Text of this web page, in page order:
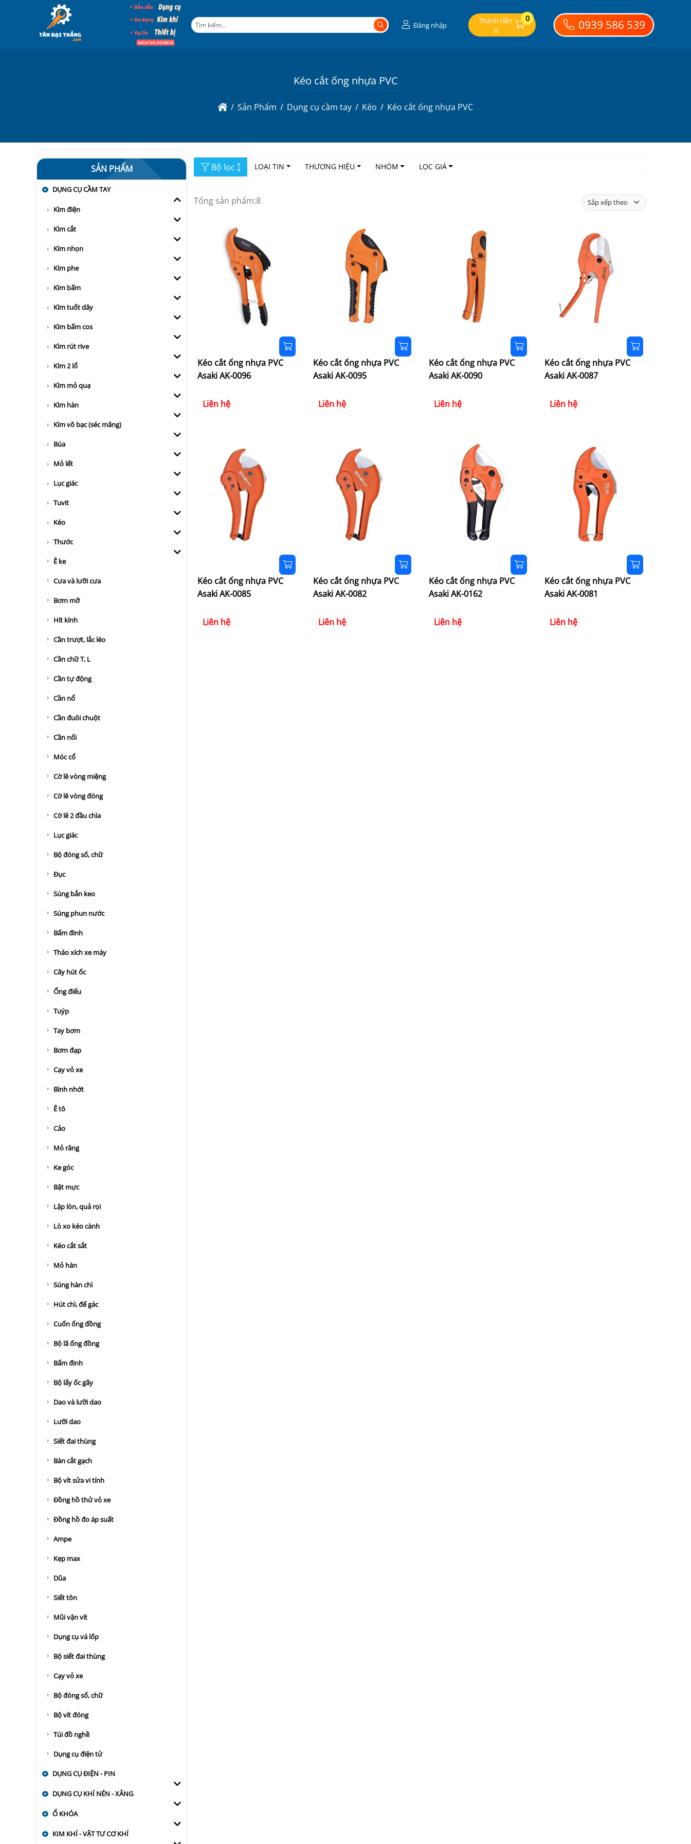
Đăng nhập
Thành tiền
0
0 0939 586 539
Kéo cắt ống nhựa PVC
Sản Phẩm Dụng cụ cầm tay Kéo Kéo cắt ống nhựa PVC
SẢN PHẨM
DỤNG CỤ CẦM TAY
Kìm điện
Kìm cắt
Kìm nhọn
Kìm phe
Kìm bấm
Kìm tuốt dây
Kìm bấm cos
Kìm rút rive
Kìm 2 lổ
Kìm mỏ quạ
Kìm hàn
Kìm vô bạc (séc măng)
Búa
Mỏ lết
Lục giác
Tuvit
Kéo
Thước
Ê ke
Cưa và lưỡi cưa
Bơm mỡ
Hít kính
Cần trượt, lắc léo
Cần chữ T, L
Cần tự động
Cần nổ
Cần đuôi chuột
Cần nối
Móc cổ
Cờ lê vòng miệng
Cờ lê vòng đóng
Cờ lê 2 đầu chìa
Lục giác
Bộ đóng số, chữ
Đục
Súng bắn keo
Súng phun nước
Bấm đinh
Tháo xích xe máy
Cây hút ốc
Ống điếu
Tuýp
Tay bơm
Bơm đạp
Cạy vỏ xe
Bình nhớt
Ê tô
Cảo
Mỏ răng
Ke góc
Bật mực
Lập lòn, quả rọi
Lò xo kéo cành
Kéo cắt sắt
Mỏ hàn
Súng hàn chì
Hút chì, đế gác
Cuốn ống đồng
Bộ lã ống đồng
Bấm đinh
Bộ lấy ốc gãy
Dao và lưỡi dao
Lưỡi dao
Siết đai thùng
Bàn cắt gạch
Bộ vít sửa vi tính
Đồng hồ thử vỏ xe
Đồng hồ đo áp suất
Ampe
Kẹp max
Dũa
Siết tôn
Mũi vặn vít
Dụng cụ vá lốp
Bộ siết đai thùng
Cạy vỏ xe
Bộ đóng số, chữ
Bộ vít đóng
Túi đồ nghề
Dụng cụ điện tử
DỤNG CỤ ĐIỆN - PIN
DỤNG CỤ KHÍ NÉN - XĂNG
Ổ KHÓA
KIM KHÍ - VẬT TƯ CƠ KHÍ
Bộ lọc LOẠI TIN THƯƠNG HIỆU NHÓM LỌC GIÁ
Tổng sản phẩm:8
Kéo cắt ống nhựa PVC
Asaki AK-0096
Liên hệ
Kéo cắt ống nhựa PVC
Asaki AK-0095
Liên hệ
Kéo cắt ống nhựa PVC
Asaki AK-0090
Liên hệ
Kéo cắt ống nhựa PVC
Asaki AK-0087
Liên hệ
Kéo cắt ống nhựa PVC
Asaki AK-0085
Liên hệ
Kéo cắt ống nhựa PVC
Asaki AK-0082
Liên hệ
Kéo cắt ống nhựa PVC
Asaki AK-0162
Liên hệ
Kéo cắt ống nhựa PVC
Asaki AK-0081
Liên hệ